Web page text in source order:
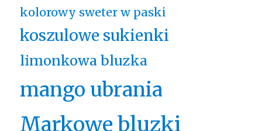
kolorowy sweter w paski
koszulowe sukienki
limonkowa bluzka
mango ubrania
Markowe bluzki